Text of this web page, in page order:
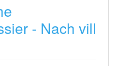
- Nach vill